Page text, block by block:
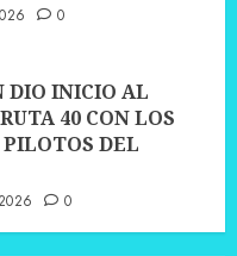
0
DIO INICIO AL
40 CON LOS
PILOTOS DEL
0